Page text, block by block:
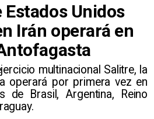
Estados Unidos
Irán operará en
multinacional Salitre, la
operará por primera vez en
de Brasil, Argentina, Reino